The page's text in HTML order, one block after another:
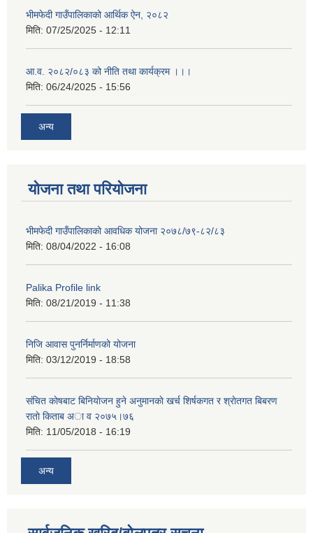
भीमफेदी गाउँपालिकाको आर्थिक ऐन, २०८२
मिति: 07/25/2025 - 12:11
आ.व. २०८२/०८३ को नीति तथा कार्यक्रम ।।।
मिति: 06/24/2025 - 15:56
अन्य
योजना तथा परियोजना
भीमफेदी गाउँपालिकाको आवधिक योजना २०७८/७९-८२/८३
मिति: 08/04/2022 - 16:08
Palika Profile link
मिति: 08/21/2019 - 11:38
निजि आवास पुनर्निर्माणको योजना
मिति: 03/12/2019 - 18:58
संचित काेषबाट बिनियाेजन हुने अनुमानकाे खर्च शिर्षकगत र श्राेतगत बिबरण
राताे किताब अा‍ व २‍०७५।७६
मिति: 11/05/2018 - 16:19
अन्य